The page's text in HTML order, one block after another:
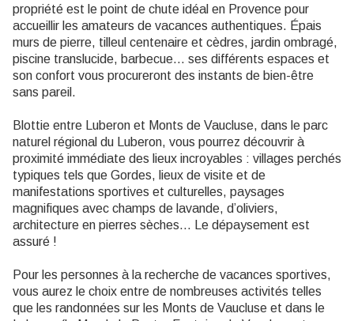
propriété est le point de chute idéal en Provence pour
accueillir les amateurs de vacances authentiques. Épais
murs de pierre, tilleul centenaire et cèdres, jardin ombragé,
piscine translucide, barbecue… ses différents espaces et
son confort vous procureront des instants de bien-être
sans pareil.
Blottie entre Luberon et Monts de Vaucluse, dans le parc
naturel régional du Luberon, vous pourrez découvrir à
proximité immédiate des lieux incroyables : villages perchés
typiques tels que Gordes, lieux de visite et de
manifestations sportives et culturelles, paysages
magnifiques avec champs de lavande, d’oliviers,
architecture en pierres sèches… Le dépaysement est
assuré !
Pour les personnes à la recherche de vacances sportives,
vous aurez le choix entre de nombreuses activités telles
que les randonnées sur les Monts de Vaucluse et dans le